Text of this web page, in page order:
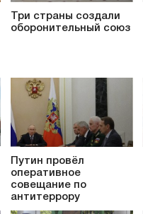
Три страны создали
оборонительный союз
Путин провёл
оперативное
совещание по
антитеррору